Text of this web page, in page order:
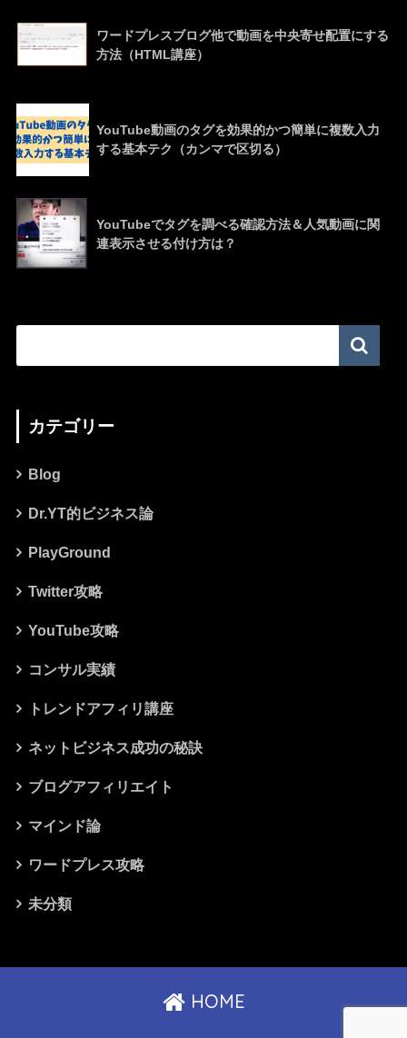
ワードプレスブログ他で動画を中央寄せ配置にする
方法（HTML講座）
YouTube動画のタグを効果的かつ簡単に複数入力
する基本テク（カンマで区切る）
YouTubeでタグを調べる確認方法＆人気動画に関
連表示させる付け方は？
カテゴリー
Blog
Dr.YT的ビジネス論
PlayGround
Twitter攻略
YouTube攻略
コンサル実績
トレンドアフィリ講座
ネットビジネス成功の秘訣
ブログアフィリエイト
マインド論
ワードプレス攻略
未分類
HOME